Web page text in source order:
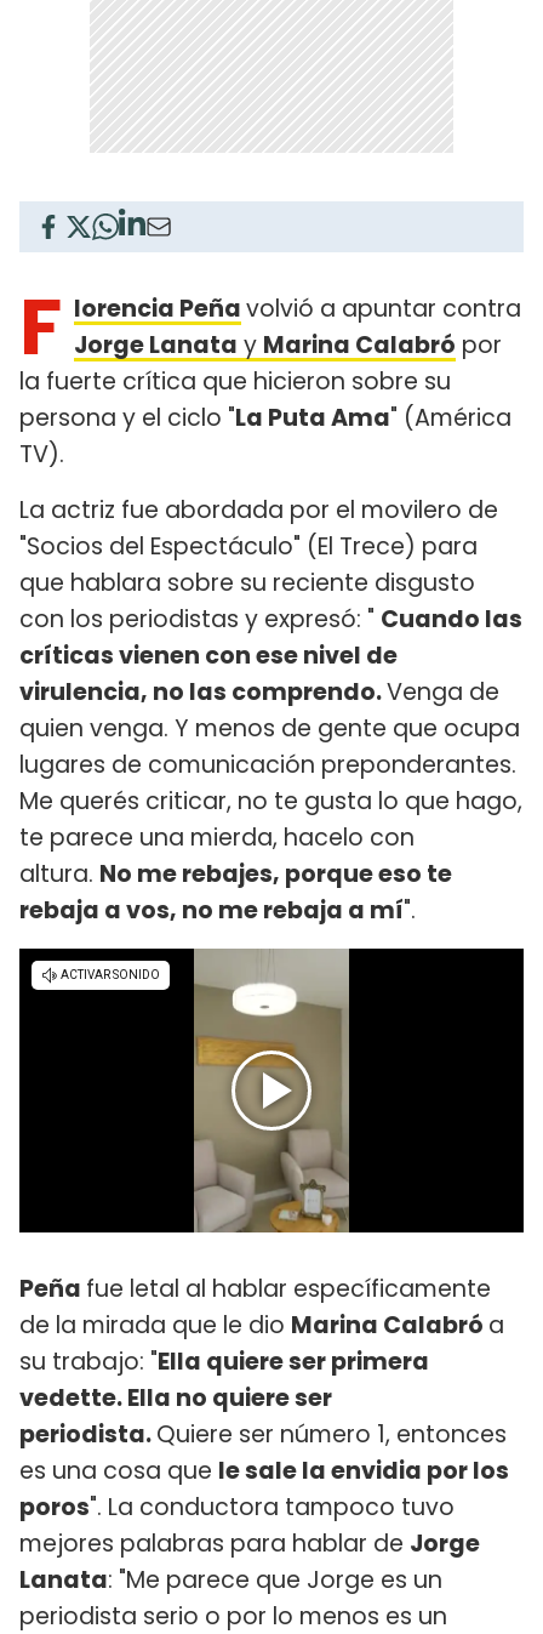
F lorencia Peñavolvió a apuntar contra
Jorge Lanata y Marina Calabró por
la fuerte crítica que hicieron sobre su
persona y el ciclo "La Puta Ama" (América
TV).
La actriz fue abordada por el movilero de
"Socios del Espectáculo" (El Trece) para
que hablara sobre su reciente disgusto
con los periodistas y expresó: " Cuando las
críticas vienen con ese nivel de
virulencia, no las comprendo.Venga de
quien venga. Y menos de gente que ocupa
lugares de comunicación preponderantes.
Me querés criticar, no te gusta lo que hago,
te parece una mierda, hacelo con
altura. No me rebajes, porque eso te
rebaja a vos, no me rebaja a mí".
Peña fue letal al hablar específicamente
de la mirada que le dio Marina Calabró a
su trabajo: "Ella quiere ser primera
vedette. Ella no quiere ser
periodista.Quiere ser número 1, entonces
es una cosa que le sale la envidia por los
poros". La conductora tampoco tuvo
mejores palabras para hablar de Jorge
Lanata: "Me parece que Jorge es un
periodista serio o por lo menos es un